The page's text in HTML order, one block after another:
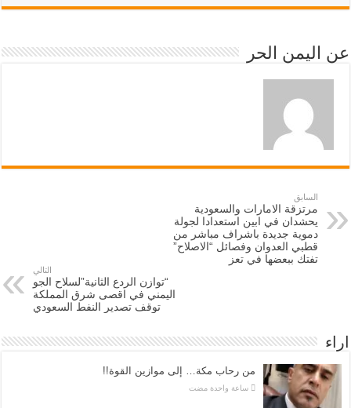
عن اليمن الحر
السابق
مرتزقة الامارات والسعودية
يحشدان في ابين استعدادا لجولة
دموية جديدة باشراف مباشر من
قطبي العدوان وفصائل “الاصلاح”
تفتك ببعضها في تعز
التالي
“توازن الردع الثانية”لسلاح الجو
اليمني في اقصى شرق المملكة
توقف تصدير النفط السعودي
اراء
من رحاب مكة… إلى موازين القوة!!
‏ساعة واحدة مضت